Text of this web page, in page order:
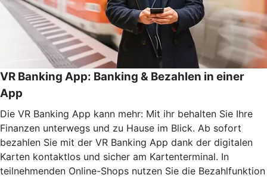
VR Banking App: Banking & Bezahlen in einer
App
Die VR Banking App kann mehr: Mit ihr behalten Sie Ihre
Finanzen unterwegs und zu Hause im Blick. Ab sofort
bezahlen Sie mit der VR Banking App dank der digitalen
Karten kontaktlos und sicher am Kartenterminal. In
teilnehmenden Online-Shops nutzen Sie die Bezahlfunktion